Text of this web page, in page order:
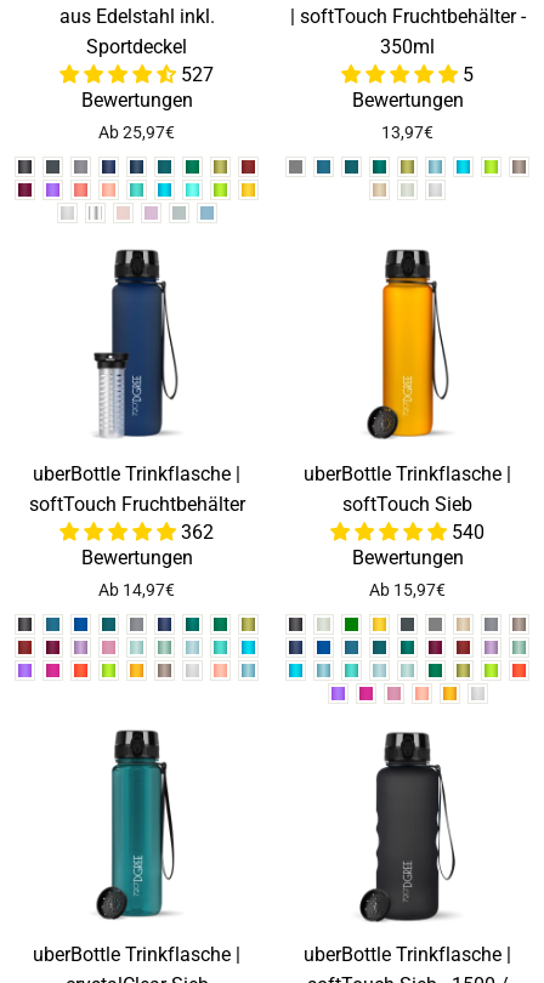
aus Edelstahl inkl.
Sportdeckel
527
Bewertungen
Ab 25,97€
| softTouch Fruchtbehälter -
350ml
5
Bewertungen
13,97€
uberBottle Trinkflasche |
softTouch Fruchtbehälter
362
Bewertungen
Ab 14,97€
uberBottle Trinkflasche |
softTouch Sieb
540
Bewertungen
Ab 15,97€
uberBottle Trinkflasche |
uberBottle Trinkflasche |